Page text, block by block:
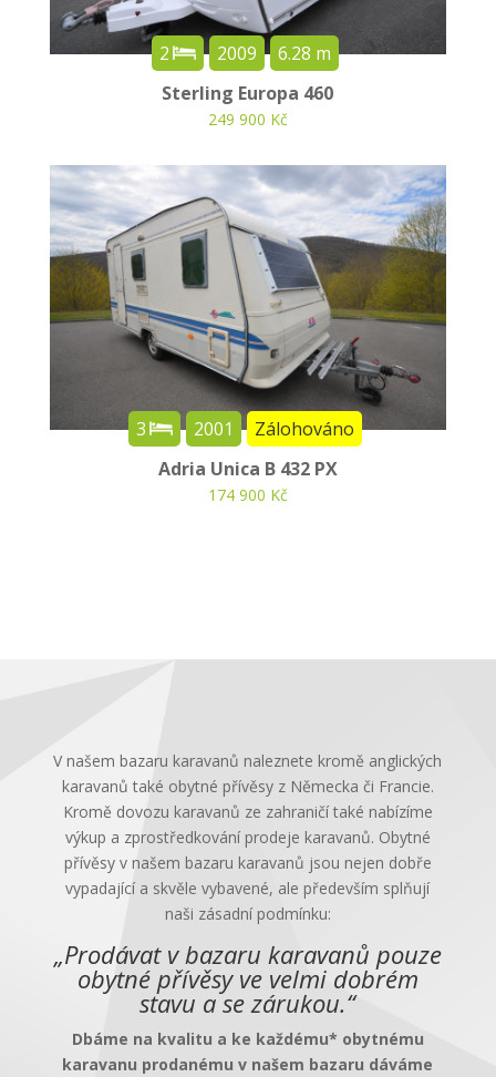
2 2009
6.28 m
Sterling Europa 460
249 900 Kč
3 2001
Zálohováno
Adria Unica B 432 PX
174 900 Kč
V našem bazaru karavanů naleznete kromě anglických
karavanů také obytné přívěsy z Německa či Francie.
Kromě dovozu karavanů ze zahraničí také nabízíme
výkup a zprostředkování prodeje karavanů. Obytné
přívěsy v našem bazaru karavanů jsou nejen dobře
vypadající a skvěle vybavené, ale především splňují
naši zásadní podmínku:
„Prodávat v bazaru karavanů pouze
obytné přívěsy ve velmi dobrém
stavu a se zárukou.“
Dbáme na kvalitu a ke každému* obytnému
karavanu prodanému v našem bazaru dáváme